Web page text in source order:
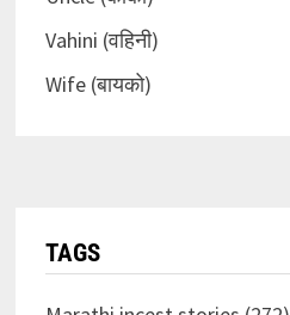
Vahini (वहिनी)
Wife (बायको)
TAGS